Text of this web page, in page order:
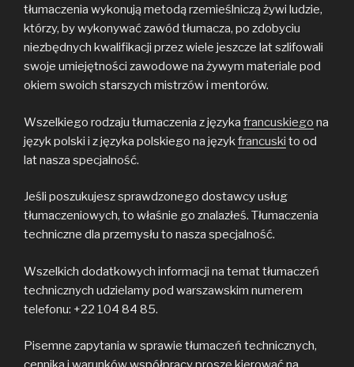
tłumaczenia wykonują metodą rzemieślniczą żywi ludzie,
którzy, by wykonywać zawód tłumacza, po zdobyciu
niezbędnych kwalifikacji przez wiele jeszcze lat szlifowali
swoje umiejętności zawodowe na żywym materiale pod
okiem swoich starszych mistrzów i mentorów.
Wszelkiego rodzaju tłumaczenia z języka francuskiego na
język polski i z języka polskiego na język francuski to od
lat nasza specjalność.
Jeśli poszukujesz sprawdzonego dostawcy usług
tłumaczeniowych, to właśnie go znalazłeś. Tłumaczenia
techniczne dla przemysłu to nasza specjalność.
Wszelkich dodatkowych informacji na temat tłumaczeń
technicznych udzielamy pod warszawskim numerem
telefonu: +22 104 84 85.
Pisemne zapytania w sprawie tłumaczeń technicznych,